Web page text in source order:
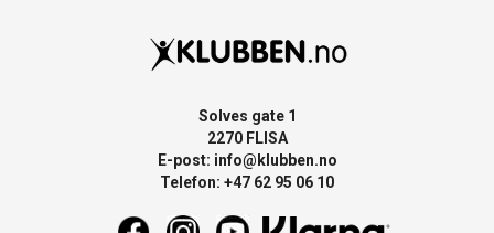
Solves gate 1
2270 FLISA
E-post: info@klubben.no
Telefon: +47 62 95 06 10